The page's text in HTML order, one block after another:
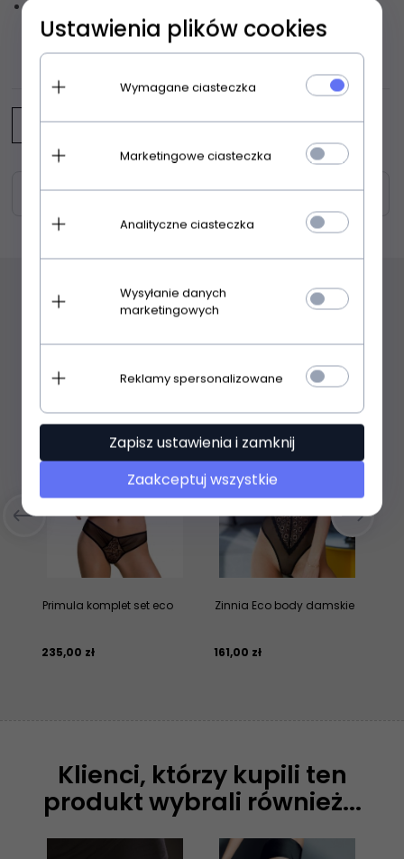
Napisz opinię
Zasoby dotyczące bezpieczeństwa i produktów
Polecamy
Primula komplet set eco
235,00 zł
Zinnia Eco body damskie
161,00 zł
Klienci, którzy kupili ten
produkt wybrali również...
Ustawienia plików cookies
Wymagane ciasteczka
Marketingowe ciasteczka
Analityczne ciasteczka
Wysyłanie danych
marketingowych
Reklamy spersonalizowane
Zapisz ustawienia i zamknij
Zaakceptuj wszystkie